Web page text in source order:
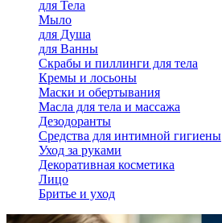
для Тела
Мыло
для Душа
для Ванны
Скрабы и пиллинги для тела
Кремы и лосьоны
Маски и обертывания
Масла для тела и массажа
Дезодоранты
Средства для интимной гигиены
Уход за руками
Декоративная косметика
Лицо
Бритье и уход